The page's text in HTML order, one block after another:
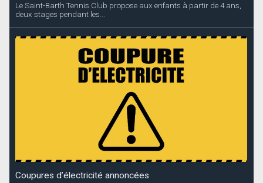
Le Saint-Barth Tennis Club propose aux enfants à partir de 4 ans,
deux stages pendant les...
Coupures d’électricité annoncées